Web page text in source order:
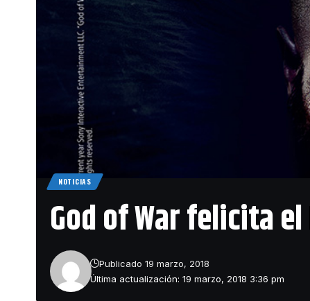
NOTICIAS
God of War felicita
Última actualización: 19 marzo, 2018 3:36 pm
Publicado 19 marzo, 2018